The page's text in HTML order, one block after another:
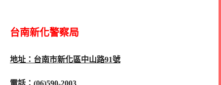
台南新化警察局
地址：台南市新化區中山路91號
電話：(06)590-2003